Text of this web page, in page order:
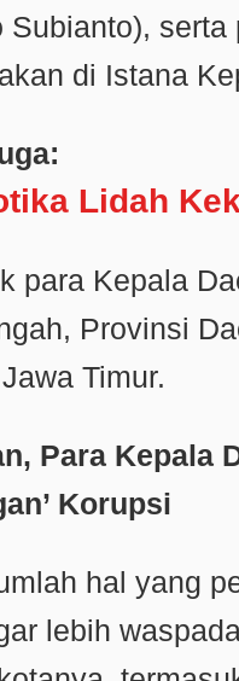
Subianto),
di Istana
Lidah
para Kepala
Provinsi
Timur.
Para Kepala
Korupsi
hal yang
lebih